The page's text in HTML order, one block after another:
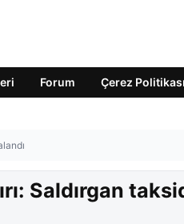
Forum Çerez Politikası
Saldırgan